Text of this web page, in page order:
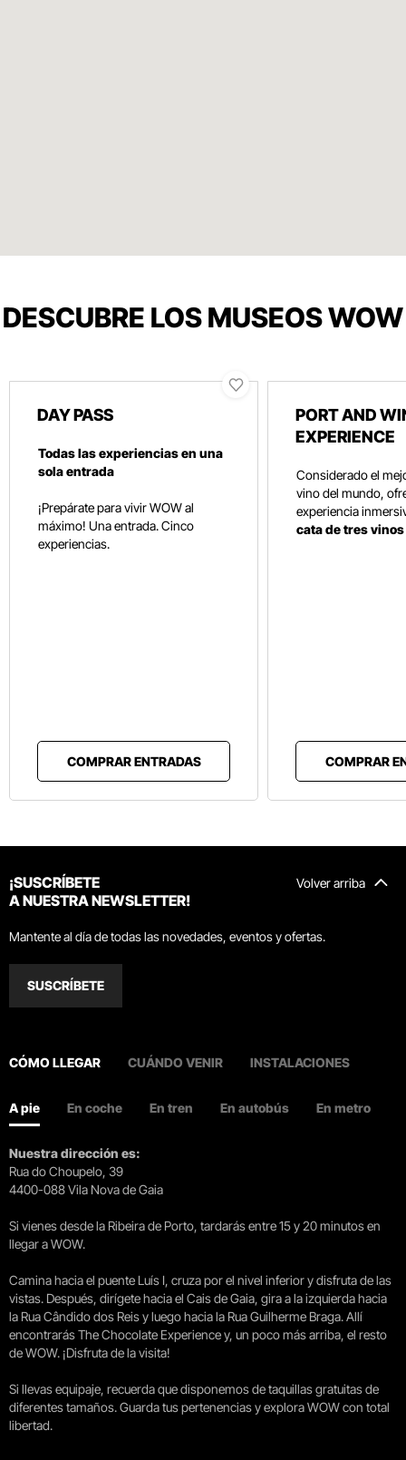
DESCUBRE LOS MUSEOS WOW
DAY PASS
Todas las experiencias en una
sola entrada
¡Prepárate para vivir WOW al
máximo! Una entrada. Cinco
experiencias.
COMPRAR ENTRADAS
PORT AND
EXPERIENCE
Considerado el
vino del mundo,
experiencia
cata de tres
COMPRAR
Volver arriba
¡SUSCRÍBETE
A NUESTRA NEWSLETTER!
Mantente al día de todas las novedades, eventos y ofertas.
SUSCRÍBETE
CÓMO LLEGAR CUÁNDO VENIR INSTALACIONES
A pie En coche En tren En autobús En metro
Nuestra dirección es:
Rua do Choupelo, 39
4400-088 Vila Nova de Gaia
Si vienes desde la Ribeira de Porto, tardarás entre 15 y 20 minutos en
llegar a WOW.
Camina hacia el puente Luís I, cruza por el nivel inferior y disfruta de las
vistas. Después, dirígete hacia el Cais de Gaia, gira a la izquierda hacia
la Rua Cândido dos Reis y luego hacia la Rua Guilherme Braga. Allí
encontrarás The Chocolate Experience y, un poco más arriba, el resto
de WOW. ¡Disfruta de la visita!
Si llevas equipaje, recuerda que disponemos de taquillas gratuitas de
diferentes tamaños. Guarda tus pertenencias y explora WOW con total
libertad.